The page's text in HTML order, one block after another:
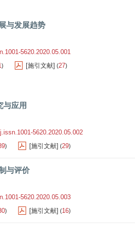
与发展趋势
5620.2020.05.001
) [施引文献] (27)
与应用
5620.2020.05.002
) [施引文献] (29)
与评价
5620.2020.05.003
) [施引文献] (16)